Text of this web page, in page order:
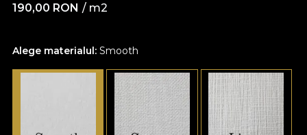
Alege materialul: Smooth
190,00 RON / m2